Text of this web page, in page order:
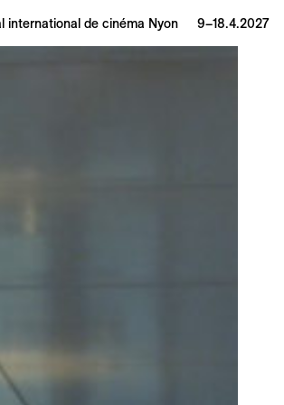
international de cinéma Nyon 9–18.4.2027